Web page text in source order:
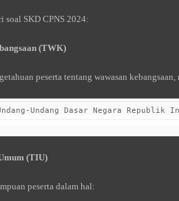
soal SKD CPNS 2024:
(TWK)
peserta tentang wawasan
Undang Dasar Negara
(TIU)
peserta dalam hal: